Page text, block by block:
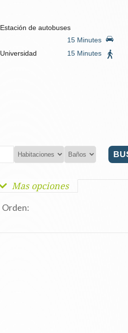
Estación de autobuses
15 Minutes
Universidad 15 Minutes
Mas opciones
Orden: